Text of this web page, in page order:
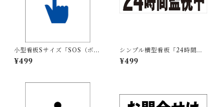
小型看板Sサイズ「SOS（ボタ
ン）マーク（青）」 屋外可
【その他・マーク】
¥499
シンプル横型看板「24時間監
視中(黒)」【防犯・防災】屋外
可
¥499